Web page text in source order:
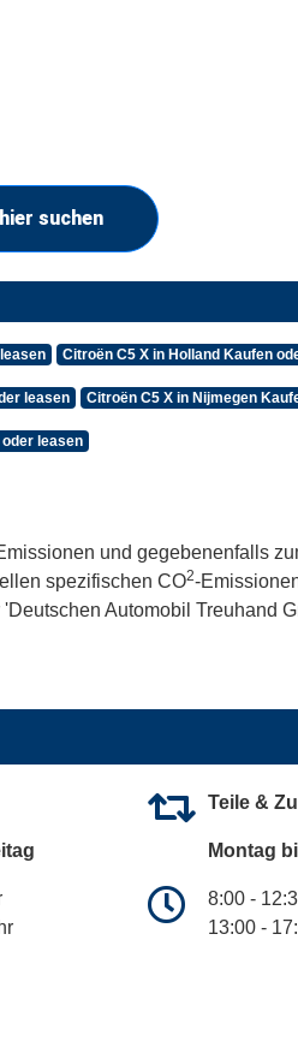
suchen
Citroën C5 X in Holland Kaufen
leasen Citroën C5 X in Nijmegen
leasen
und gegebenenfalls
spezifischen CO2-
Automobil Treuhand
Teile &
Montag
8:00 -
13:00 -